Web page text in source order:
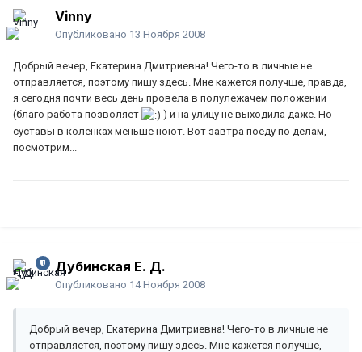
Vinny
Опубликовано 13 Ноября 2008
Добрый вечер, Екатерина Дмитриевна! Чего-то в личные не
отправляется, поэтому пишу здесь. Мне кажется получше, правда,
я сегодня почти весь день провела в полулежачем положении
(благо работа позволяет
) и на улицу не выходила даже. Но
суставы в коленках меньше ноют. Вот завтра поеду по делам,
посмотрим...
Дубинская Е. Д.
Опубликовано 14 Ноября 2008
Добрый вечер, Екатерина Дмитриевна! Чего-то в личные не
отправляется, поэтому пишу здесь. Мне кажется получше,